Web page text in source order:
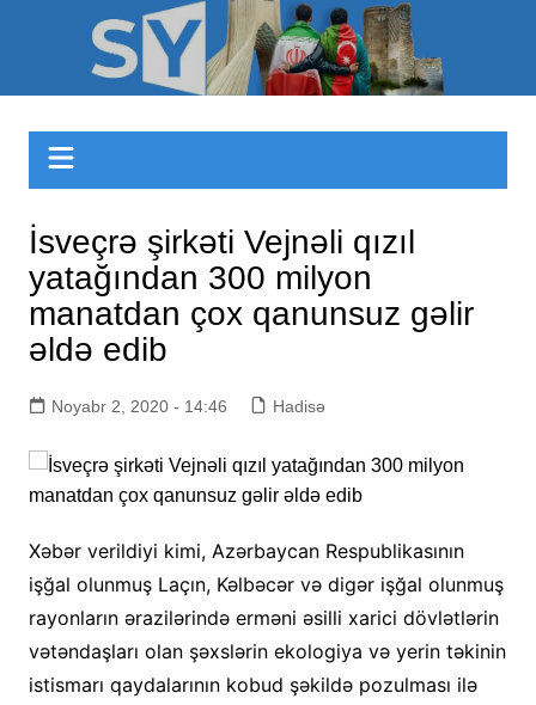
Sizinyol.org
İsveçrə şirkəti Vejnəli qızıl
yatağından 300 milyon
manatdan çox qanunsuz gəlir
əldə edib
Noyabr 2, 2020 - 14:46 Hadisə
Xəbər verildiyi kimi, Azərbaycan Respublikasının
işğal olunmuş Laçın, Kəlbəcər və digər işğal olunmuş
rayonların ərazilərində erməni əsilli xarici dövlətlərin
vətəndaşları olan şəxslərin ekologiya və yerin təkinin
istismarı qaydalarının kobud şəkildə pozulması ilə